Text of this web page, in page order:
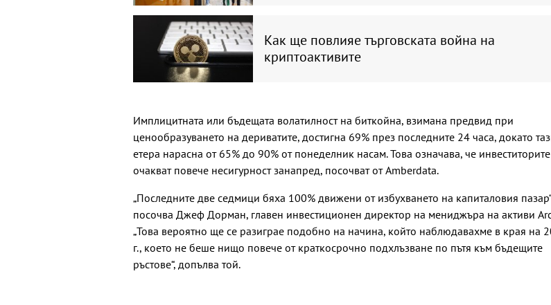
Как ще повлияе търговската война на
криптоактивите
Имплицитната или бъдещата волатилност на биткойна, взимана предвид при
ценообразуването на дериватите, достигна 69% през последните 24 часа, докато
етера нарасна от 65% до 90% от понеделник насам. Това означава, че инвеститорите
очакват повече несигурност занапред, посочват от Amberdata.
„Последните две седмици бяха 100% движени от избухването на капиталовия
посочва Джеф Дорман, главен инвестиционен директор на мениджъра на активи
„Това вероятно ще се разиграе подобно на начина, който наблюдавахме в края на
г., което не беше нищо повече от краткосрочно подхлъзване по пътя към бъдещите
ръстове“, допълва той.